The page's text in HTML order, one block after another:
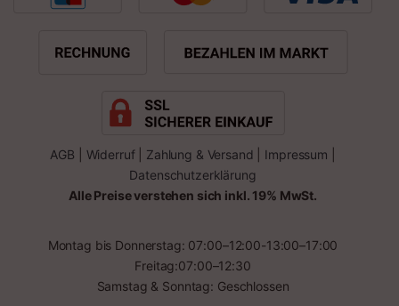
AGB Widerruf| Zahlung & Versand Impressum
Datenschutzerklärung
Alle Preise verstehen sich inkl. 19% MwSt.
Montag bis Donnerstag: 07:00–12:00-13:00–17:00
Freitag:07:00–12:30
Samstag & Sonntag: Geschlossen